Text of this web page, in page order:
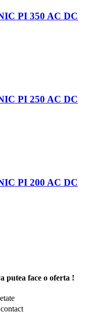
PI 350 AC DC
PI 250 AC DC
PI 200 AC DC
putea face o oferta !